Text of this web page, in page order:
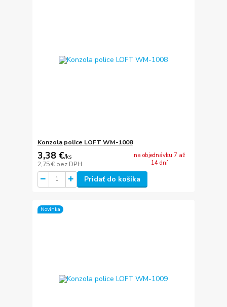
Konzola police LOFT WM-1008
3,38 €/ks
2,75 € bez DPH
na objednávku 7 až
14 dní
Pridať do košíka
Novinka